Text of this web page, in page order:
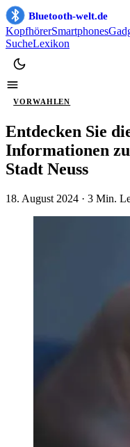
Bluetooth-welt.de
KopfhörerSmartphones
SucheLexikon
VORWAHLEN
Entdecken Sie
Informationen
Stadt Neuss
18. August 2024 · 3 Min.